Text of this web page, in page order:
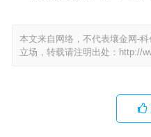
本文来自网络，不代表壤金网-科
立场，转载请注明出处： http://